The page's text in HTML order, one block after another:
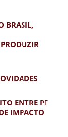
BRASIL,
ENTRE PF
IMPACTO